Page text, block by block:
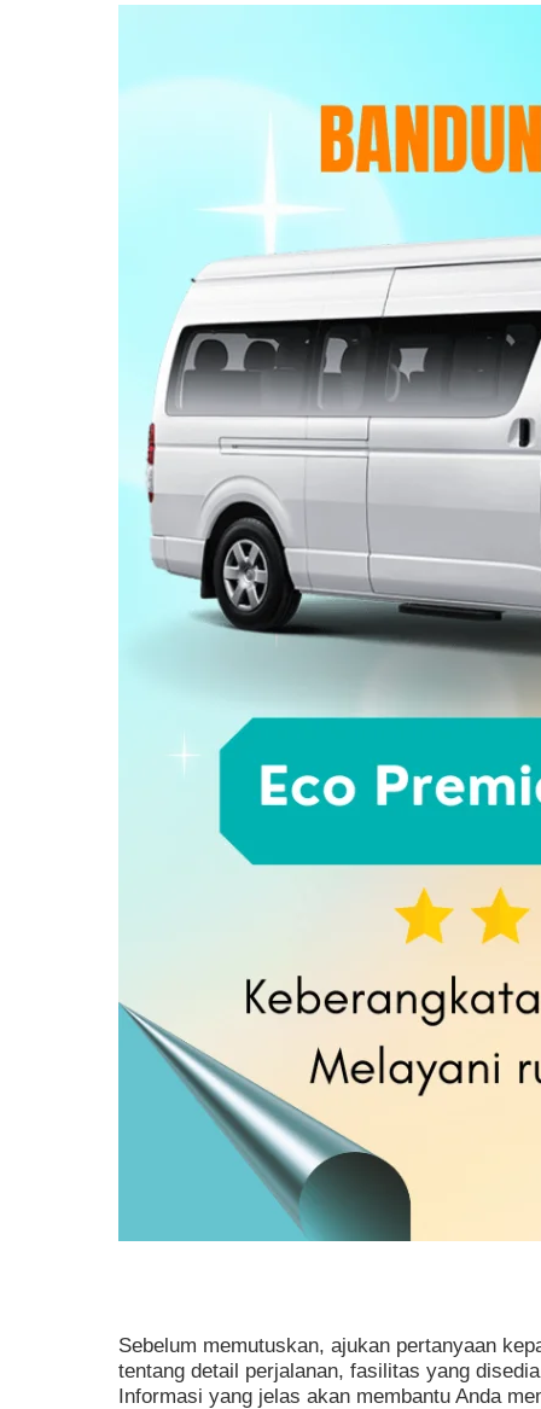
Sebelum memutuskan, ajukan pertanyaan
tentang detail perjalanan, fasilitas yang
Informasi yang jelas akan membantu Anda